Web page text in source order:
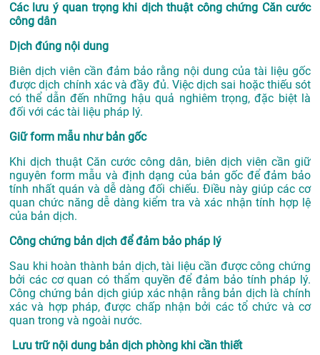
Các lưu ý quan trọng khi dịch thuật công chứng Căn cước
công dân
Dịch đúng nội dung
Biên dịch viên cần đảm bảo rằng nội dung của tài liệu gốc
được dịch chính xác và đầy đủ. Việc dịch sai hoặc thiếu sót
có thể dẫn đến những hậu quả nghiêm trọng, đặc biệt là
đối với các tài liệu pháp lý.
Giữ form mẫu như bản gốc
Khi dịch thuật Căn cước công dân, biên dịch viên cần giữ
nguyên form mẫu và định dạng của bản gốc để đảm bảo
tính nhất quán và dễ dàng đối chiếu. Điều này giúp các cơ
quan chức năng dễ dàng kiểm tra và xác nhận tính hợp lệ
của bản dịch.
Công chứng bản dịch để đảm bảo pháp lý
Sau khi hoàn thành bản dịch, tài liệu cần được công chứng
bởi các cơ quan có thẩm quyền để đảm bảo tính pháp lý.
Công chứng bản dịch giúp xác nhận rằng bản dịch là chính
xác và hợp pháp, được chấp nhận bởi các tổ chức và cơ
quan trong và ngoài nước.
Lưu trữ nội dung bản dịch phòng khi cần thiết